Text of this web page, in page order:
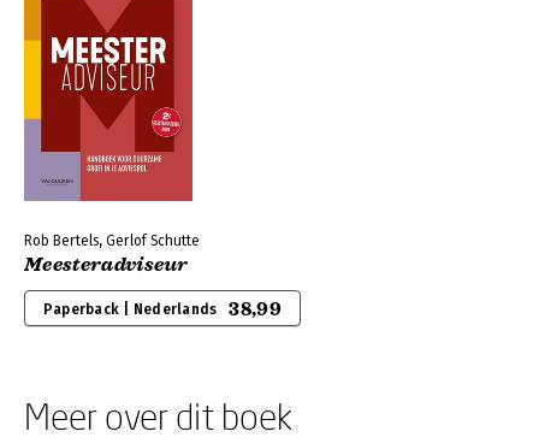
Rob Bertels, Gerlof Schutte
Meesteradviseur
Paperback | Nederlands 38,99
Meer over dit boek